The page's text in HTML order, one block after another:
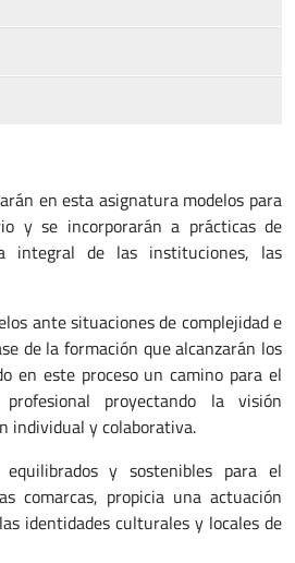
en esta asignatura modelos para
y se incorporarán a prácticas de
integral de las instituciones, las
ante situaciones de complejidad e
de la formación que alcanzarán los
en este proceso un camino para el
proyectando la visión
individual y colaborativa.
y sostenibles para el
comarcas, propicia una actuación
identidades culturales y locales de